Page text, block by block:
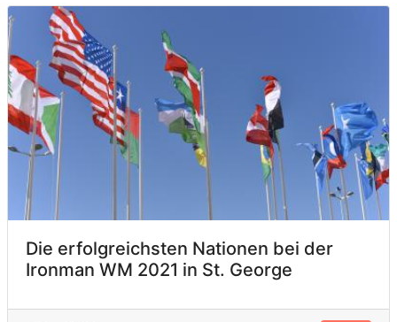
Die erfolgreichsten Nationen bei der
Ironman WM 2021 in St. George